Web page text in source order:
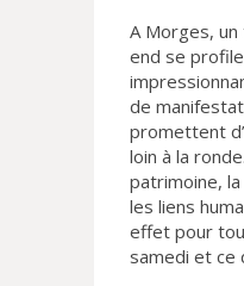
A Morges,
end se
de
promettent
loin à la
patrimoine,
les liens
effet pour
samedi et ce